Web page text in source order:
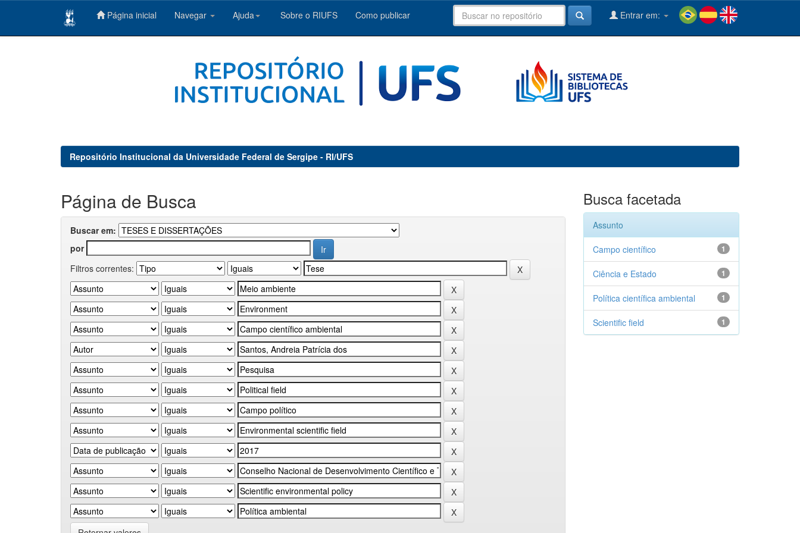
Página inicial Navegar Ajuda Sobre o RIUFS Como publicar Entrar em:
Repositório Institucional da Universidade Federal de Sergipe - RI/UFS
Página de Busca
Buscar em:
por
Filtros correntes:
Busca facetada
Assunto
1
Campo científico
1
Ciência e Estado
1
Política científica ambiental
1
Scientific field